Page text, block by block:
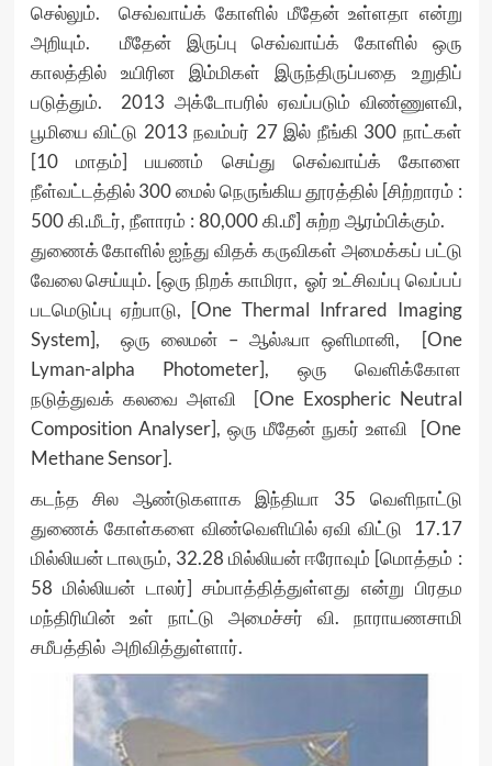
செல்லும். செவ்வாய்க் கோளில் மீதேன் உள்ளதா என்று
அறியும். மீதேன் இருப்பு செவ்வாய்க் கோளில் ஒரு
காலத்தில் உயிரின இம்மிகள் இருந்திருப்பதை உறுதிப்
படுத்தும். 2013 அக்டோபரில் ஏவப்படும் விண்ணுளவி,
பூமியை விட்டு 2013 நவம்பர் 27 இல் நீங்கி 300 நாட்கள்
[10 மாதம்] பயணம் செய்து செவ்வாய்க் கோளை
நீள்வட்டத்தில் 300 மைல் நெருங்கிய தூரத்தில் [சிற்றாரம் :
500 கி.மீடர், நீளாரம் : 80,000 கி.மீ] சுற்ற ஆரம்பிக்கும்.
துணைக் கோளில் ஐந்து விதக் கருவிகள் அமைக்கப் பட்டு
வேலை செய்யும். [ஒரு நிறக் காமிரா, ஓர் உட்சிவப்பு வெப்பப்
படமெடுப்பு ஏற்பாடு, [One Thermal Infrared Imaging
System], ஒரு லைமன் – ஆல்ஃபா ஒளிமானி, [One
Lyman-alpha Photometer], ஒரு வெளிக்கோள
நடுத்துவக் கலவை அளவி [One Exospheric Neutral
Composition Analyser], ஒரு மீதேன் நுகர் உளவி [One
Methane Sensor].
கடந்த சில ஆண்டுகளாக இந்தியா 35 வெளிநாட்டு
துணைக் கோள்களை விண்வெளியில் ஏவி விட்டு 17.17
மில்லியன் டாலரும், 32.28 மில்லியன் ஈரோவும் [மொத்தம் :
58 மில்லியன் டாலர்] சம்பாத்தித்துள்ளது என்று பிரதம
மந்திரியின் உள் நாட்டு அமைச்சர் வி. நாராயணசாமி
சமீபத்தில் அறிவித்துள்ளார்.